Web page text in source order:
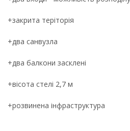
+закрита теріторія
+два санвузла
+два балкони засклені
+вісота стелі 2,7 м
+розвинена інфраструктура